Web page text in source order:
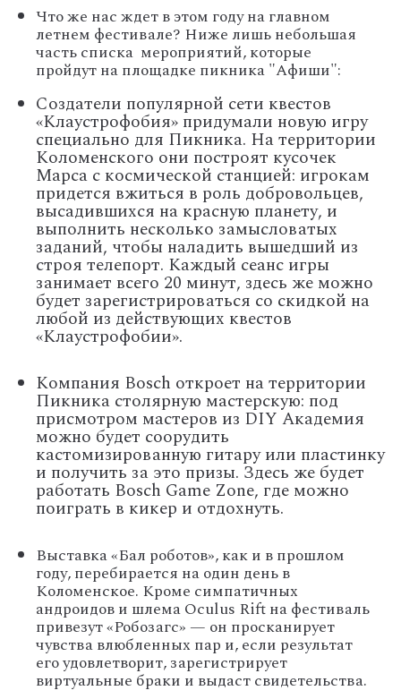
Что же нас ждет в этом году на главном
летнем фестивале? Ниже лишь небольшая
часть списка мероприятий, которые
пройдут на площадке пикника "Афиши":
Создатели популярной сети квестов
«Клаустрофобия» придумали новую игру
специально для Пикника. На территории
Коломенского они построят кусочек
Марса с космической станцией: игрокам
придется вжиться в роль добровольцев,
высадившихся на красную планету, и
выполнить несколько замысловатых
заданий, чтобы наладить вышедший из
строя телепорт. Каждый сеанс игры
занимает всего 20 минут, здесь же можно
будет зарегистрироваться со скидкой на
любой из действующих квестов
«Клаустрофобии».
Компания Bosch откроет на территории
Пикника столярную мастерскую: под
присмотром мастеров из DIY Академия
можно будет соорудить
кастомизированную гитару или пластинку
и получить за это призы. Здесь же будет
работать Bosch Game Zone, где можно
поиграть в кикер и отдохнуть.
Выставка «Бал роботов», как и в прошлом
году, перебирается на один день в
Коломенское. Кроме симпатичных
андроидов и шлема Oculus Rift на фестиваль
привезут «Робозагс» — он просканирует
чувства влюбленных пар и, если результат
его удовлетворит, зарегистрирует
виртуальные браки и выдаст свидетельства.